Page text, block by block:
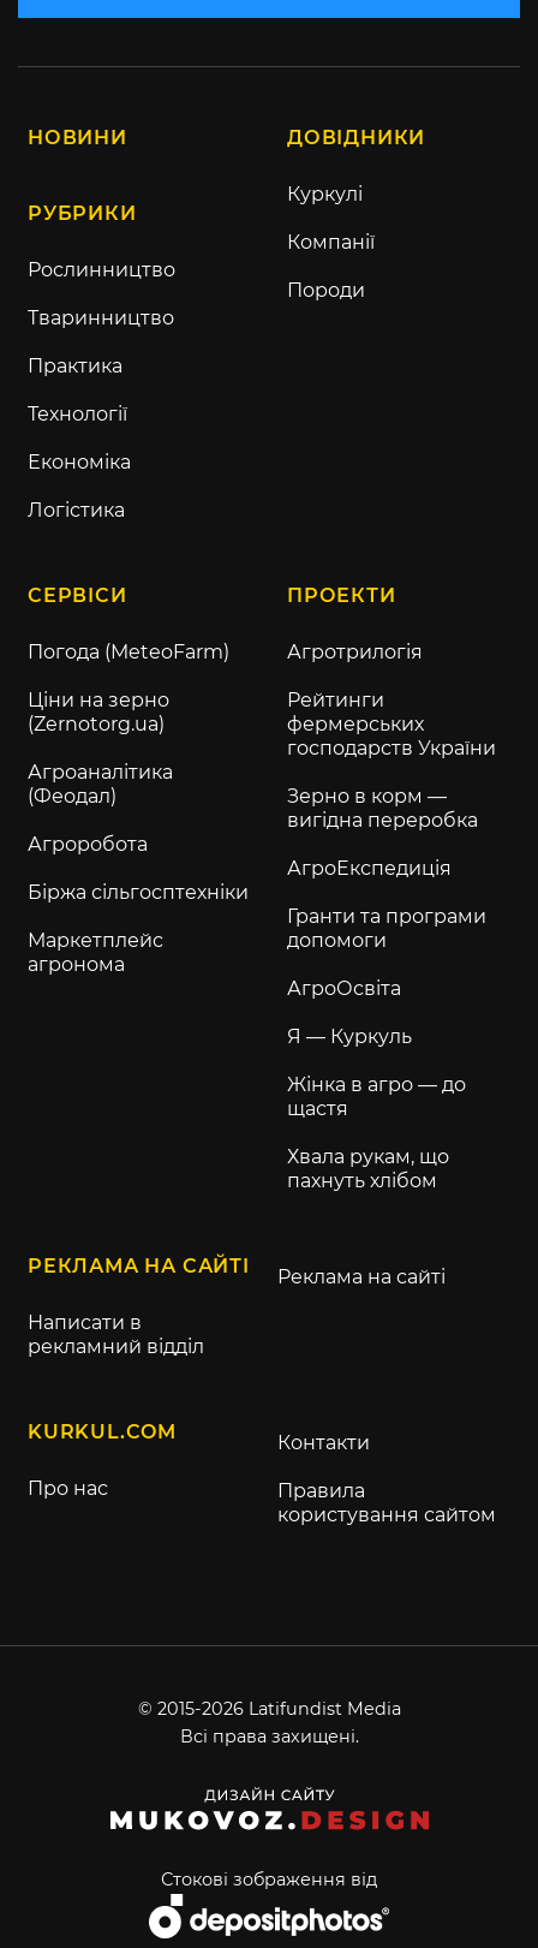
НОВИНИ
РУБРИКИ
Рослинництво
Тваринництво
Практика
Технології
Економіка
Логістика
ДОВІДНИКИ
Куркулі
Компанії
Породи
СЕРВІСИ
Погода (MeteoFarm)
Ціни на зерно
(Zernotorg.ua)
Агроаналітика
(Феодал)
Агроробота
Біржа сільгосптехніки
Маркетплейс
агронома
ПРОЕКТИ
Агротрилогія
Рейтинги
фермерських
господарств України
Зерно в корм —
вигідна переробка
АгроЕкспедиція
Гранти та програми
допомоги
АгроОсвіта
Я — Куркуль
Жінка в агро — до
щастя
Хвала рукам, що
пахнуть хлібом
РЕКЛАМА НА САЙТІ
Написати в
рекламний відділ
Реклама на сайті
KURKUL.COM
Про нас
Контакти
Правила
користування сайтом
© 2015-2026 Latifundist Media
Всі права захищені.
Стокові зображення від